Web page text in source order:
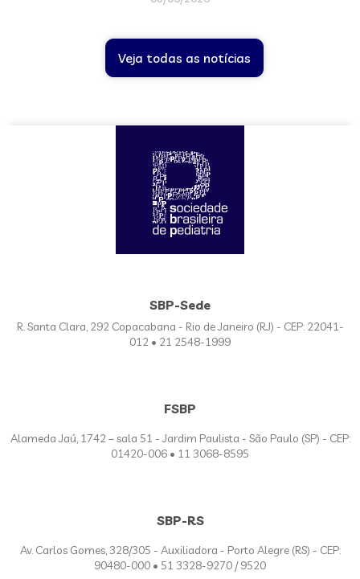
Veja todas as notícias
SBP-Sede
R. Santa Clara, 292 Copacabana - Rio de Janeiro (RJ) - CEP: 22041-
012 • 21 2548-1999
FSBP
Alameda Jaú, 1742 – sala 51 - Jardim Paulista - São Paulo (SP) - CEP:
01420-006 • 11 3068-8595
SBP-RS
Av. Carlos Gomes, 328/305 - Auxiliadora - Porto Alegre (RS) - CEP:
90480-000 • 51 3328-9270 / 9520